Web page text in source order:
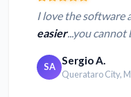
I love the software
easier...you cannot
SA Sergio A.
Querataro City,